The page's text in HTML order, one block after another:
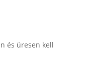
és üresen kell